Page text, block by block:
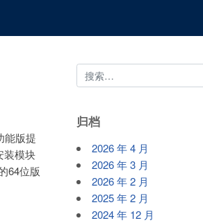
能版提
装模块
64位版
归档
2026 年 4 月
2026 年 3 月
2026 年 2 月
2025 年 2 月
2024 年 12 月